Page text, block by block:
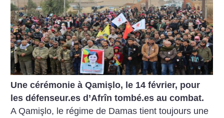
Une cérémonie à Qamişlo, le 14 février, pour
les défenseur.es d’Afrîn tombé.es au combat.
A Qamişlo, le régime de Damas tient toujours une